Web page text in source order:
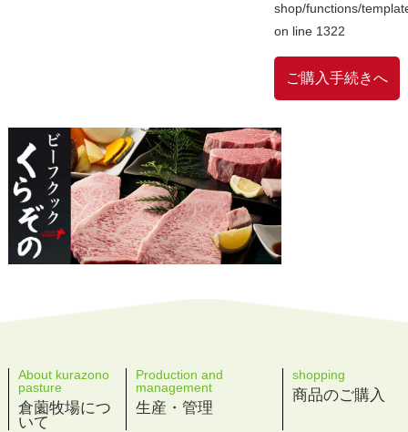
shop/functions/
on line 1322
About kurazono
pasture
倉薗牧場につ
いて
Production and
management
生産・管理
shopping
商品のご購入